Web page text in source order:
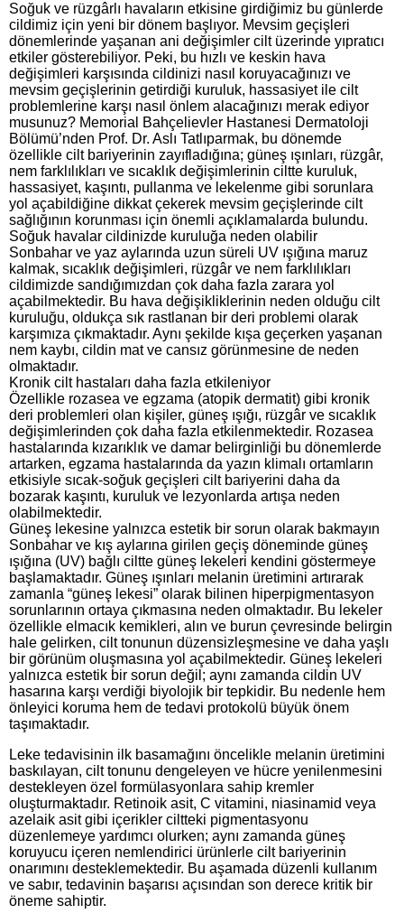
Soğuk ve rüzgârlı havaların etkisine girdiğimiz bu günlerde
cildimiz için yeni bir dönem başlıyor. Mevsim geçişleri
dönemlerinde yaşanan ani değişimler cilt üzerinde yıpratıcı
etkiler gösterebiliyor. Peki, bu hızlı ve keskin hava
değişimleri karşısında cildinizi nasıl koruyacağınızı ve
mevsim geçişlerinin getirdiği kuruluk, hassasiyet ile cilt
problemlerine karşı nasıl önlem alacağınızı merak ediyor
musunuz? Memorial Bahçelievler Hastanesi Dermatoloji
Bölümü’nden Prof. Dr. Aslı Tatlıparmak, bu dönemde
özellikle cilt bariyerinin zayıfladığına; güneş ışınları, rüzgâr,
nem farklılıkları ve sıcaklık değişimlerinin ciltte kuruluk,
hassasiyet, kaşıntı, pullanma ve lekelenme gibi sorunlara
yol açabildiğine dikkat çekerek mevsim geçişlerinde cilt
sağlığının korunması için önemli açıklamalarda bulundu.
Soğuk havalar cildinizde kuruluğa neden olabilir
Sonbahar ve yaz aylarında uzun süreli UV ışığına maruz
kalmak, sıcaklık değişimleri, rüzgâr ve nem farklılıkları
cildimizde sandığımızdan çok daha fazla zarara yol
açabilmektedir. Bu hava değişikliklerinin neden olduğu cilt
kuruluğu, oldukça sık rastlanan bir deri problemi olarak
karşımıza çıkmaktadır. Aynı şekilde kışa geçerken yaşanan
nem kaybı, cildin mat ve cansız görünmesine de neden
olmaktadır.
Kronik cilt hastaları daha fazla etkileniyor
Özellikle rozasea ve egzama (atopik dermatit) gibi kronik
deri problemleri olan kişiler, güneş ışığı, rüzgâr ve sıcaklık
değişimlerinden çok daha fazla etkilenmektedir. Rozasea
hastalarında kızarıklık ve damar belirginliği bu dönemlerde
artarken, egzama hastalarında da yazın klimalı ortamların
etkisiyle sıcak-soğuk geçişleri cilt bariyerini daha da
bozarak kaşıntı, kuruluk ve lezyonlarda artışa neden
olabilmektedir.
Güneş lekesine yalnızca estetik bir sorun olarak bakmayın
Sonbahar ve kış aylarına girilen geçiş döneminde güneş
ışığına (UV) bağlı ciltte güneş lekeleri kendini göstermeye
başlamaktadır. Güneş ışınları melanin üretimini artırarak
zamanla “güneş lekesi” olarak bilinen hiperpigmentasyon
sorunlarının ortaya çıkmasına neden olmaktadır. Bu lekeler
özellikle elmacık kemikleri, alın ve burun çevresinde belirgin
hale gelirken, cilt tonunun düzensizleşmesine ve daha yaşlı
bir görünüm oluşmasına yol açabilmektedir. Güneş lekeleri
yalnızca estetik bir sorun değil; aynı zamanda cildin UV
hasarına karşı verdiği biyolojik bir tepkidir. Bu nedenle hem
önleyici koruma hem de tedavi protokolü büyük önem
taşımaktadır.
Leke tedavisinin ilk basamağını öncelikle melanin üretimini
baskılayan, cilt tonunu dengeleyen ve hücre yenilenmesini
destekleyen özel formülasyonlara sahip kremler
oluşturmaktadır. Retinoik asit, C vitamini, niasinamid veya
azelaik asit gibi içerikler ciltteki pigmentasyonu
düzenlemeye yardımcı olurken; aynı zamanda güneş
koruyucu içeren nemlendirici ürünlerle cilt bariyerinin
onarımını desteklemektedir. Bu aşamada düzenli kullanım
ve sabır, tedavinin başarısı açısından son derece kritik bir
öneme sahiptir.